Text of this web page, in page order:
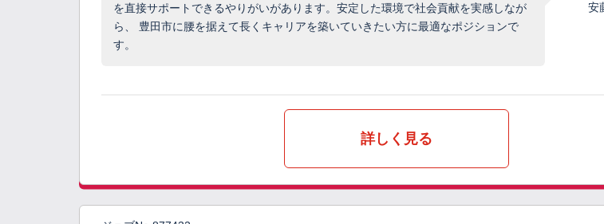
を直接サポートできるやりがいがあります。安定した環境で社会貢献を実感しなが
ら、 豊田市に腰を据えて長くキャリアを築いていきたい方に最適なポジションで
す。
安
詳しく見る